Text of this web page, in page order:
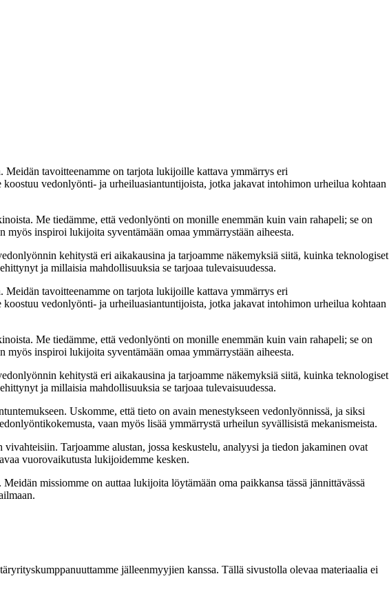
Meidän tavoitteenamme on tarjota lukijoille kattava ymmärrys eri
vedonlyönti- ja urheiluasiantuntijoista, jotka jakavat intohimon urheilua kohtaan
Me tiedämme, että vedonlyönti on monille enemmän kuin vain rahapeli; se on
inspiroi lukijoita syventämään omaa ymmärrystään aiheesta.
kehitystä eri aikakausina ja tarjoamme näkemyksiä siitä, kuinka teknologiset
ja millaisia mahdollisuuksia se tarjoaa tulevaisuudessa.
Meidän tavoitteenamme on tarjota lukijoille kattava ymmärrys eri
vedonlyönti- ja urheiluasiantuntijoista, jotka jakavat intohimon urheilua kohtaan
Me tiedämme, että vedonlyönti on monille enemmän kuin vain rahapeli; se on
inspiroi lukijoita syventämään omaa ymmärrystään aiheesta.
kehitystä eri aikakausina ja tarjoamme näkemyksiä siitä, kuinka teknologiset
ja millaisia mahdollisuuksia se tarjoaa tulevaisuudessa.
Uskomme, että tieto on avain menestykseen vedonlyönnissä, ja siksi
vaan myös lisää ymmärrystä urheilun syvällisistä mekanismeista.
Tarjoamme alustan, jossa keskustelu, analyysi ja tiedon jakaminen ovat
vuorovaikutusta lukijoidemme kesken.
missiomme on auttaa lukijoita löytämään oma paikkansa tässä jännittävässä
jälleenmyyjien kanssa. Tällä sivustolla olevaa materiaalia ei